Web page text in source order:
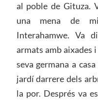
al poble de Gituza.
una mena de
Interahamwe. Va
armats amb aixades
seva germana a
jardí darrere dels
la por. Després va